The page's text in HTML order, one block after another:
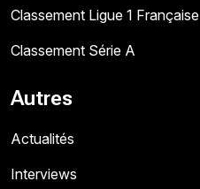
Classement Ligue 1 Française
Classement Série A
Autres
Actualités
Interviews